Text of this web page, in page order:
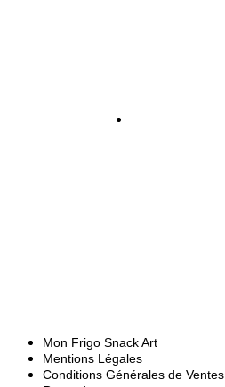
Mon Frigo Snack Art
Mentions Légales
Conditions Générales de Ventes